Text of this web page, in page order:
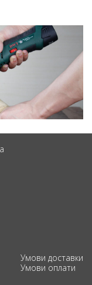
Умови доставки
Умови оплати